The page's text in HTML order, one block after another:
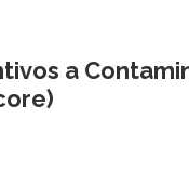
a